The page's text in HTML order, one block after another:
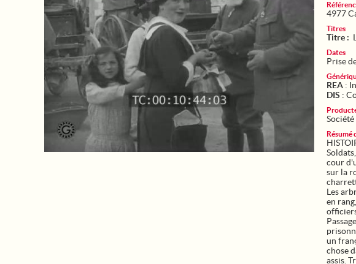
4977
Titres
Titre :
Dates
Prise
REA :
DIS :
Résumé
cour
sur la
Les
en
un
chose
assis.